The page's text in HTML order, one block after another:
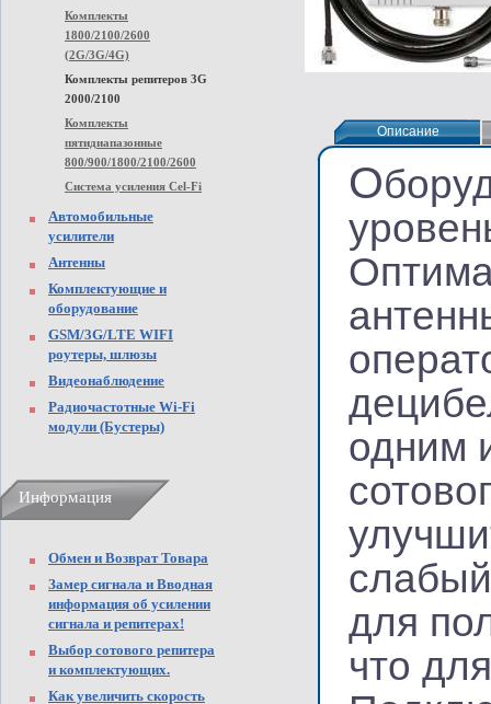
Комплекты
1800/2100/2600
(2G/3G/4G)
Комплекты репитеров 3G
2000/2100
Комплекты
пятидиапазонные
800/900/1800/2100/2600
Система усиления Cel-Fi
Автомобильные
усилители
Антенны
Комплектующие и
оборудование
GSM/3G/LTE WIFI
роутеры, шлюзы
Видеонаблюдение
Радиочастотные Wi-Fi
модули (Бустеры)
Информация
Обмен и Возврат Товара
Замер сигнала и Вводная
информация об усилении
сигнала и репитерах!
Выбор сотового репитера
и комплектующих.
Как увеличить скорость
Описание
Описание
О
одним
для
что